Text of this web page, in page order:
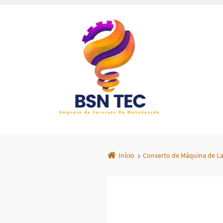
Início Conserto de Máquina de